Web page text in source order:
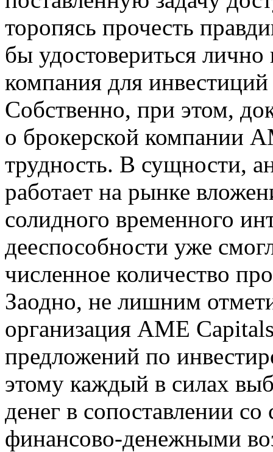
торопясь прочесть
бы удостовериться
компания для инвестиций
Собственно, при этом,
о брокерской компании
трудность. В сущности,
работает на рынке
солидного временного
дееспособности уже
численное количество
Заодно, не лишним
организация AME
предложений по
этому каждый в силах
денег в сопоставлении
финансово-денежными